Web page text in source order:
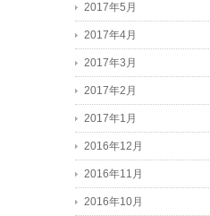
2017年5月
2017年4月
2017年3月
2017年2月
2017年1月
2016年12月
2016年11月
2016年10月